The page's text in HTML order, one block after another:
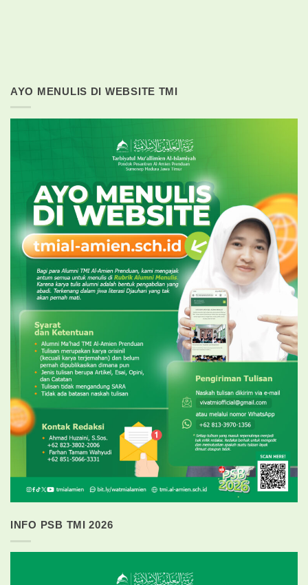
AYO MENULIS DI WEBSITE TMI
INFO PSB TMI 2026